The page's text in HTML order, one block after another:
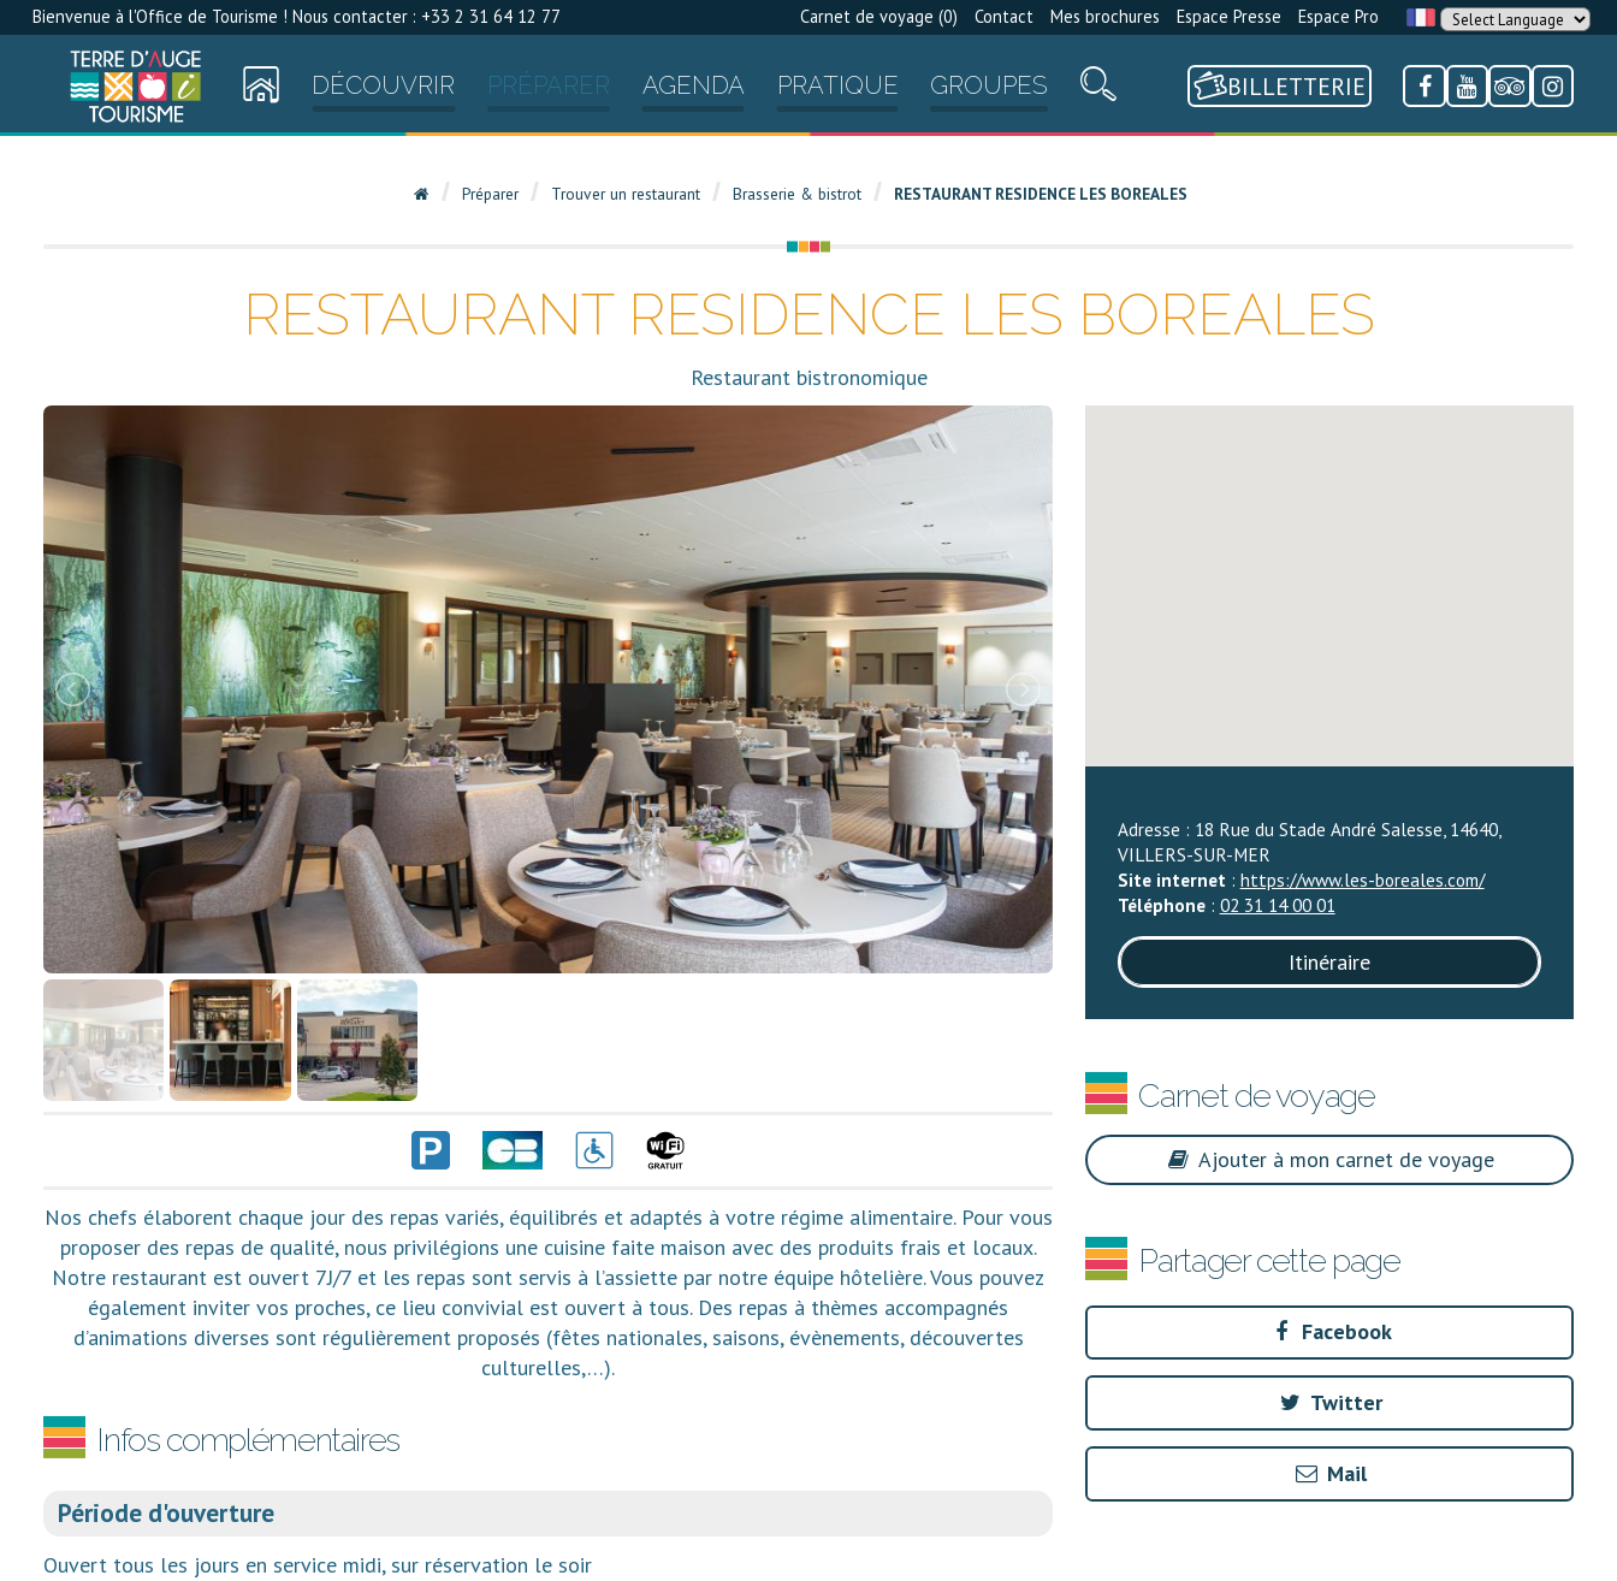
Bienvenue à l'Office de Tourisme ! Nous contacter : +33 2 31 64 12 77 Carnet de voyage (0) Contact Mes brochures Espace Presse Espace Pro
DÉCOUVRIR PRÉPARER AGENDA PRATIQUE GROUPES BILLETTERIE
Préparer Trouver un restaurant Brasserie & bistrot RESTAURANT RESIDENCE LES BOREALES
RESTAURANT RESIDENCE LES BOREALES
Restaurant bistronomique
Nos chefs élaborent chaque jour des repas variés, équilibrés et adaptés à votre régime alimentaire. Pour vous
proposer des repas de qualité, nous privilégions une cuisine faite maison avec des produits frais et locaux.
Notre restaurant est ouvert 7J/7 et les repas sont servis à l’assiette par notre équipe hôtelière. Vous pouvez
également inviter vos proches, ce lieu convivial est ouvert à tous. Des repas à thèmes accompagnés
d’animations diverses sont régulièrement proposés (fêtes nationales, saisons, évènements, découvertes
culturelles,…).
Infos complémentaires
Période d'ouverture
Ouvert tous les jours en service midi, sur réservation le soir
Adresse : 18 Rue du Stade André Salesse, 14640,
VILLERS-SUR-MER
Site internet : https://www.les-boreales.com/
Téléphone: 02 31 14 00 01
Itinéraire
Carnet de voyage
Ajouter à mon carnet de voyage
Partager cette page
Facebook
Twitter
Mail